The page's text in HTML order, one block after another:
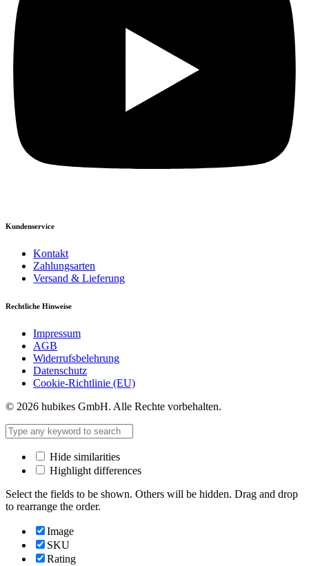
Kundenservice
Kontakt
Zahlungsarten
Versand & Lieferung
Rechtliche Hinweise
Impressum
AGB
Widerrufsbelehrung
Datenschutz
Cookie-Richtlinie (EU)
© 2026 hubikes GmbH. Alle Rechte vorbehalten.
Hide similarities
Highlight differences
Select the fields to be shown. Others will be hidden. Drag and drop
to rearrange the order.
Image
SKU
Rating